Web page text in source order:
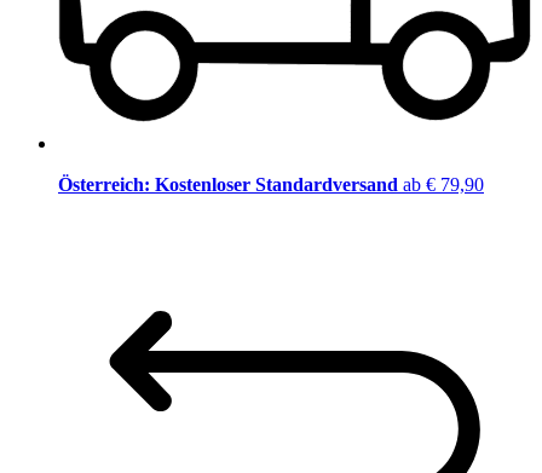
Österreich: Kostenloser Standardversand ab € 79,90